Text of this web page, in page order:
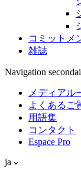
コミットメ
雑誌
Navigation
メディアル
よくあるご
用語集
コンタクト
Espace Pro
ja